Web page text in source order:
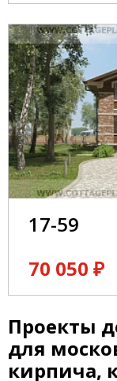
17-59
70 050 ₽
Проекты
для
кирпича,